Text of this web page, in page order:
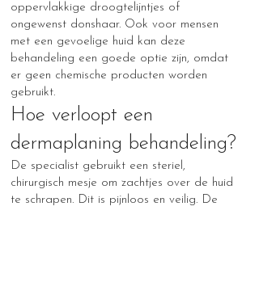
oppervlakkige droogtelijntjes of
ongewenst donshaar. Ook voor mensen
met een gevoelige huid kan deze
behandeling een goede optie zijn, omdat
er geen chemische producten worden
gebruikt.
Hoe verloopt een
dermaplaning behandeling?
De specialist gebruikt een steriel,
chirurgisch mesje om zachtjes over de huid
te schrapen. Dit is pijnloos en veilig. De